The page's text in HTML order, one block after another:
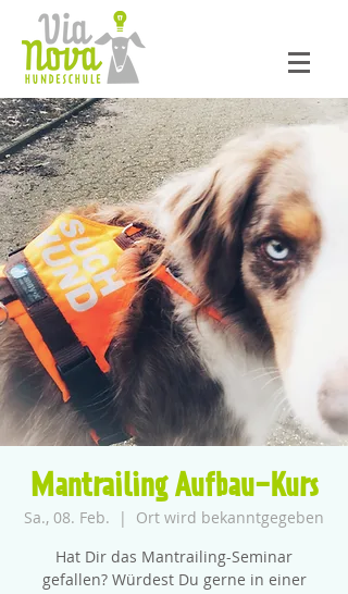
Mantrailing Aufbau-Kurs
Sa., 08. Feb.
  |
Ort wird bekanntgegeben
Hat Dir das Mantrailing-Seminar
gefallen? Würdest Du gerne in einer